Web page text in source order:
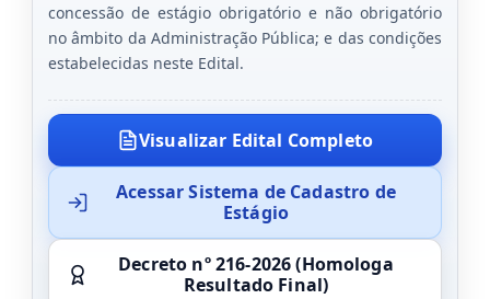
concessão de estágio obrigatório e não obrigatório
no âmbito da Administração Pública; e das condições
estabelecidas neste Edital.
Visualizar Edital Completo
Acessar Sistema de Cadastro de
Estágio
Decreto nº 216-2026 (Homologa
Resultado Final)